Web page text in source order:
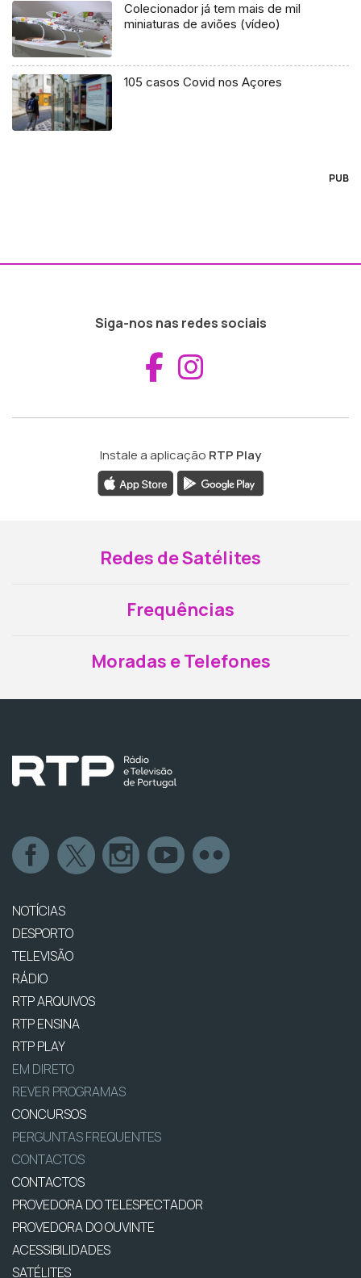
Colecionador já tem mais de mil
miniaturas de aviões (vídeo)
105 casos Covid nos Açores
PUB
Siga-nos nas redes sociais
Aceder ao
Instale a aplicação RTP Play
Redes de Satélites
Frequências
Moradas e Telefones
NOTÍCIAS
DESPORTO
TELEVISÃO
RÁDIO
RTP ARQUIVOS
RTP ENSINA
RTP PLAY
EM DIRETO
REVER PROGRAMAS
CONCURSOS
PERGUNTAS FREQUENTES
CONTACTOS
CONTACTOS
PROVEDORA DO TELESPECTADOR
PROVEDORA DO OUVINTE
ACESSIBILIDADES
SATÉLITES